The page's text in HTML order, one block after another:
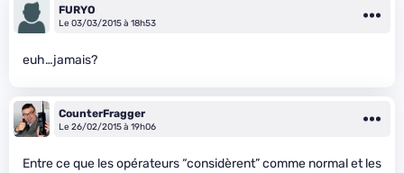
FURYO
Le 03/03/2015 à 18h53
euh…jamais?
CounterFragger
Le 26/02/2015 à 19h06
Entre ce que les opérateurs “considèrent” comme normal et les